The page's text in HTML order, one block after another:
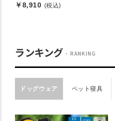
￥8,910 (税込)
ランキング RANKING
ドッグウェア ペット寝具